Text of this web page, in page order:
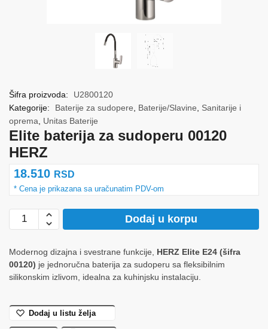
Elite baterija za sudoperu 00120
HERZ
18.510 RSD
Modernog dizajna i svestrane funkcije, HERZ Elite E24 (šifra
00120) je jednoručna baterija za sudoperu sa fleksibilnim
silikonskim izlivom, idealna za kuhinjsku instalaciju.
Elite
baterija
sudoperu
00120
Dodaj u korpu
Šifra proizvoda:
U2800120
Kategorije:
Baterije za sudopere Baterije/Slavine
Sanitarije i
oprema
Unitas Baterije
Dodaj u listu želja